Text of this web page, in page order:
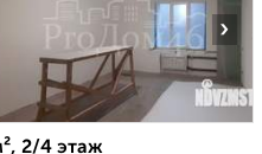
›
2/4 этаж